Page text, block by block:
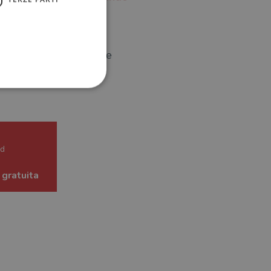
riesce a raggiungere
dell'account. Il sito
pagina di login. Il